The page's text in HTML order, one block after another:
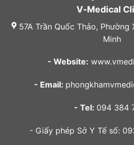
V-Medical
57A Trần Quốc Thảo, Phường
Minh
- Website:
- Email:
- Tel: 094 384
- Giấy phép Sở Y Tế số: